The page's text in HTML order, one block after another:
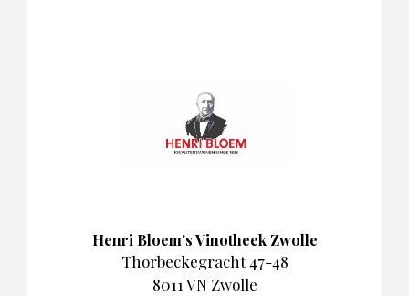
Henri Bloem's Vinotheek Zwolle
Thorbeckegracht 47-48
8011 VN Zwolle